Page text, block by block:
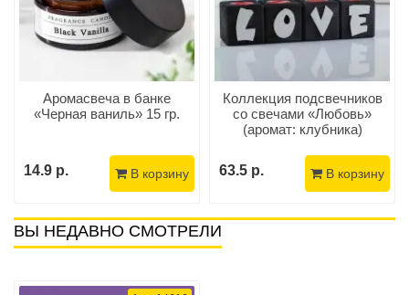
Аромасвеча в банке
«Черная ваниль» 15 гр.
14.9 р. В корзину
Коллекция подсвечников
со свечами «Любовь»
(аромат: клубника)
63.5 р. В корзину
ВЫ НЕДАВНО СМОТРЕЛИ